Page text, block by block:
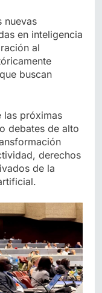
nuevas
en inteligencia
al
buscan
las próximas
debates de alto
derechos
de la